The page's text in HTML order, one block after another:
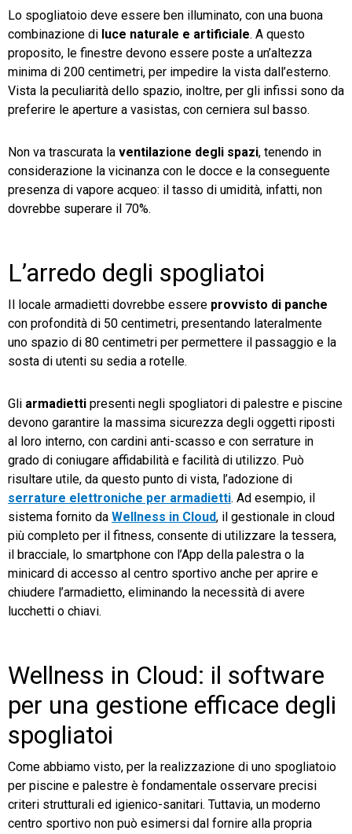
Lo spogliatoio deve essere ben illuminato, con una buona
combinazione di luce naturale e artificiale. A questo
proposito, le finestre devono essere poste a un’altezza
minima di 200 centimetri, per impedire la vista dall’esterno.
Vista la peculiarità dello spazio, inoltre, per gli infissi sono da
preferire le aperture a vasistas, con cerniera sul basso.
Non va trascurata la ventilazione degli spazi, tenendo in
considerazione la vicinanza con le docce e la conseguente
presenza di vapore acqueo: il tasso di umidità, infatti, non
dovrebbe superare il 70%.
L’arredo degli spogliatoi
Il locale armadietti dovrebbe essere provvisto di panche
con profondità di 50 centimetri, presentando lateralmente
uno spazio di 80 centimetri per permettere il passaggio e la
sosta di utenti su sedia a rotelle.
Gli armadietti presenti negli spogliatori di palestre e piscine
devono garantire la massima sicurezza degli oggetti riposti
al loro interno, con cardini anti-scasso e con serrature in
grado di coniugare affidabilità e facilità di utilizzo. Può
risultare utile, da questo punto di vista, l’adozione di
serrature elettroniche per armadietti. Ad esempio, il
sistema fornito da Wellness in Cloud, il gestionale in cloud
più completo per il fitness, consente di utilizzare la tessera,
il bracciale, lo smartphone con l’App della palestra o la
minicard di accesso al centro sportivo anche per aprire e
chiudere l’armadietto, eliminando la necessità di avere
lucchetti o chiavi.
Wellness in Cloud: il software
per una gestione efficace degli
spogliatoi
Come abbiamo visto, per la realizzazione di uno spogliatoio
per piscine e palestre è fondamentale osservare precisi
criteri strutturali ed igienico-sanitari. Tuttavia, un moderno
centro sportivo non può esimersi dal fornire alla propria